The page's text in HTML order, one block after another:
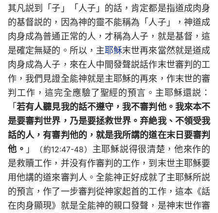
其凡説到「子」「人子」的話，肯定都是指道成肉身
的基督説的，因為神的靈不能稱為「人子」，神道成
肉身成為普通正常的人，才稱為人子，就是基督，這
是確定無疑的。所以，主耶穌末世再來當然就是道成
肉身成為人子，來在人中間發聲説話作末世審判的工
作，我們見證全能神就是主耶穌的再來，作末世的審
判工作，這完全應驗了聖經的預言。主耶穌還説：
「若有人聽見我的話不遵守，我不審判他。我來本不
是要審判世界，乃是要拯救世界。弃絶我、不領受我
話的人，有審判他的，就是我所講的道在末日要審判
他。 」 （約12:47-48） 主耶穌説得很清楚，他來作的
是救贖工作，并没有作審判的工作，到末世主耶穌要
用他講的道來審判人。全能神正好成就了主耶穌所説
的預言，作了一步審判從神家起首的工作，這本《話
在肉身顯現》就是全能神的親口發聲，是神末世作審